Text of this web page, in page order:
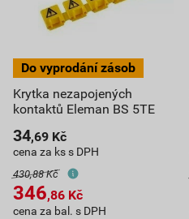
Krytka nezapojených
kontaktů Eleman BS 5TE
34,69 Kč
cena za ks s DPH
430,88 Kč
346,86 Kč
cena za bal. s DPH